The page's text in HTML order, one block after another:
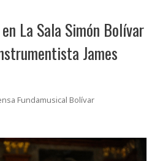
La Sala Simón Bolívar
James
Fundamusical Bolívar